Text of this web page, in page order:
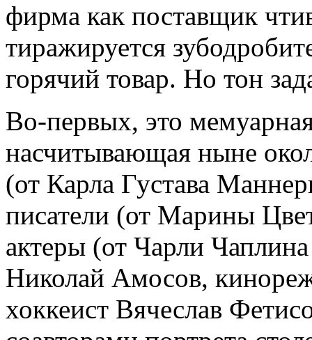
фирма как поставщик
тиражируется
горячий товар. Но тон
Во-первых, это
насчитывающая ныне
(от Карла Густава
писатели (от Марины
актеры (от Чарли
Николай Амосов,
хоккеист Вячеслав